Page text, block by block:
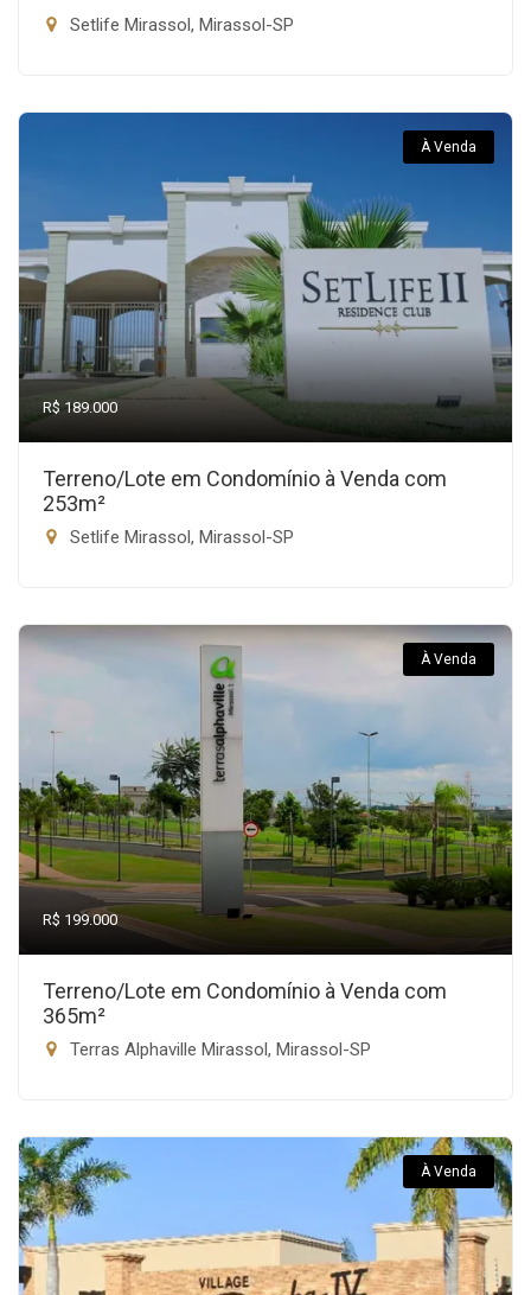
Setlife Mirassol, Mirassol-SP
À Venda
R$ 189.000
Terreno/Lote em Condomínio à Venda com
253m²
Setlife Mirassol, Mirassol-SP
À Venda
R$ 199.000
Terreno/Lote em Condomínio à Venda com
365m²
Terras Alphaville Mirassol, Mirassol-SP
À Venda